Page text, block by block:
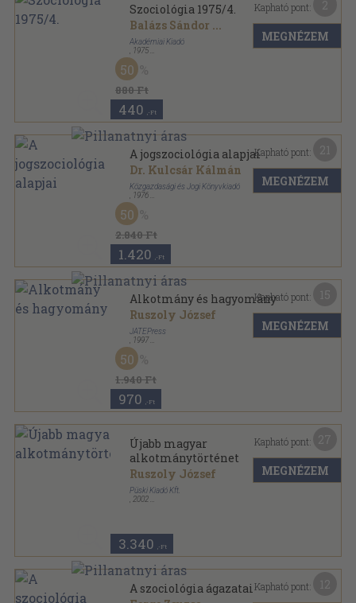
Szociológia 1975/4.
Balázs Sándor ...
Akadémiai Kiadó
1975
Ragasztott papírkötés
Szociológia sorozat
880 Ft
50
440 ,-Ft
Kapható pont:
MEGNÉZEM
A jogszociológia alapjai
Dr. Kulcsár Kálmán
Közgazdasági és Jogi Könyvkiadó
1976
Fűzött keménykötés
2.840 Ft
50
1.420 ,-Ft
Kapható pont:
MEGNÉZEM
Alkotmány és hagyomány
Ruszoly József
JATEPress
1997
Ragasztott papírkötés
1.940 Ft
50
970 ,-Ft
Kapható pont:
MEGNÉZEM
Újabb magyar
alkotmánytörténet
Ruszoly József
Püski Kiadó Kft.
2002
3.340 ,-Ft
Kapható pont:
MEGNÉZEM
A szociológia ágazataiKapható pont: